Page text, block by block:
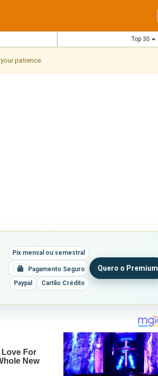
Top 30
patience.
Pix mensal ou semestral
Pagamento Seguro
Paypal
Cartão Crédito
Quero o Premium